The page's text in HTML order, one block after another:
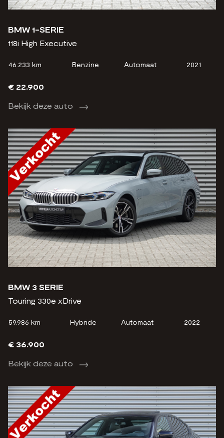
BMW 1-SERIE
118i High Executive
46.233 km Benzine Automaat 2021
€ 22.900
Bekijk deze auto
BMW 3 SERIE
Touring 330e xDrive
59.986 km Hybride Automaat 2022
€ 36.900
Bekijk deze auto